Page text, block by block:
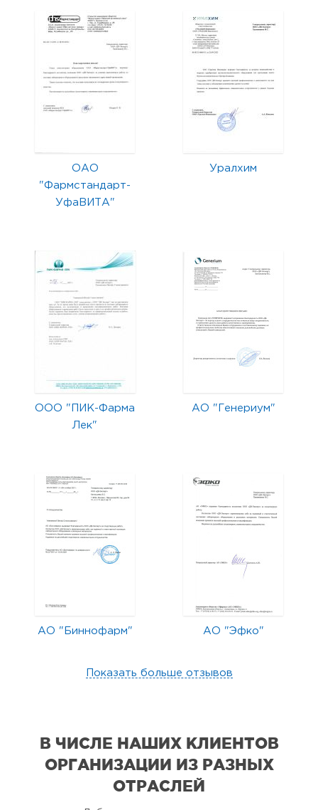
ОАО
"Фармстандарт-
УфаВИТА"
Уралхим
ООО "ПИК-Фарма
Лек"
АО "Генериум"
АО "Биннофарм" АО "Эфко"
Показать больше отзывов
В ЧИСЛЕ НАШИХ КЛИЕНТОВ
ОРГАНИЗАЦИИ ИЗ РАЗНЫХ
ОТРАСЛЕЙ